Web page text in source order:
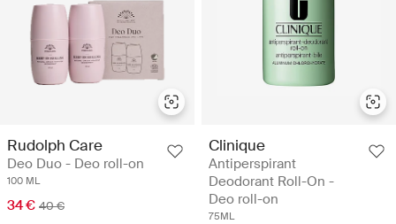
Rudolph Care
Deo Duo - Deo roll-on
100 ML
34 € 40 €
Clinique
Antiperspirant
Deodorant Roll-On -
Deo roll-on
75ML